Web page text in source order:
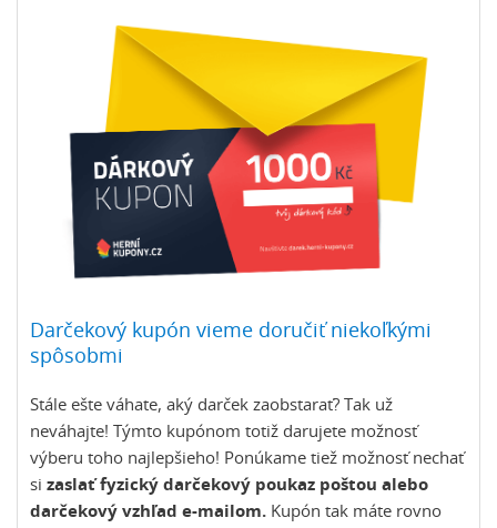
Darčekový kupón vieme doručiť niekoľkými
spôsobmi
Stále ešte váhate, aký darček zaobstarať? Tak už
neváhajte! Týmto kupónom totiž darujete možnosť
výberu toho najlepšieho! Ponúkame tiež možnosť nechať
si zaslať fyzický darčekový poukaz poštou alebo
darčekový vzhľad e-mailom. Kupón tak máte rovno